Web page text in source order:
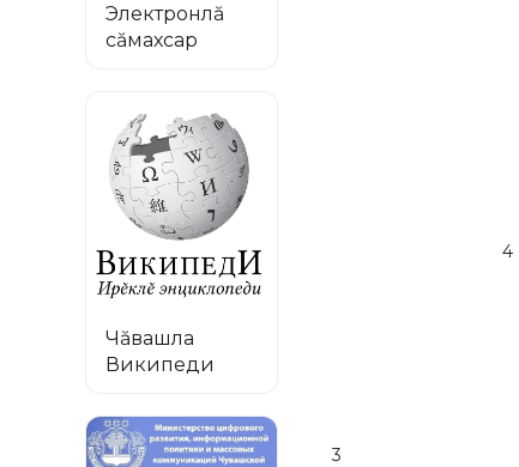
Электронлă
сăмахсар
Чăвашла
Википеди
3
4